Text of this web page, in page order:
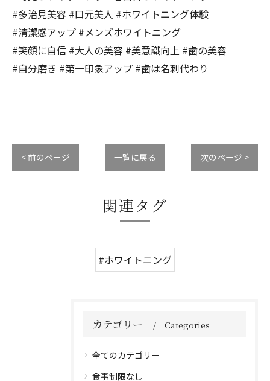
#多治見美容 #口元美人 #ホワイトニング体験
#清潔感アップ #メンズホワイトニング
#笑顔に自信 #大人の美容 #美意識向上 #歯の美容
#自分磨き #第一印象アップ #歯は名刺代わり
< 前のページ 一覧に戻る 次のページ >
関連タグ
#ホワイトニング
カテゴリー Categories
全てのカテゴリー
食事制限なし